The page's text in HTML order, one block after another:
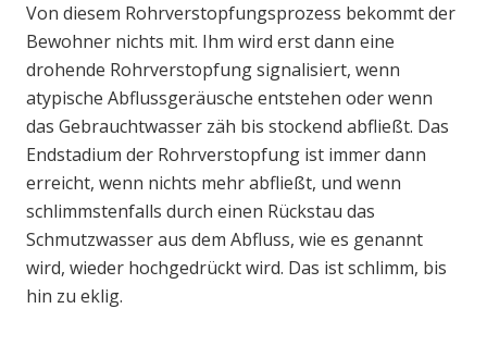
Von diesem Rohrverstopfungsprozess bekommt der
Bewohner nichts mit. Ihm wird erst dann eine
drohende Rohrverstopfung signalisiert, wenn
atypische Abflussgeräusche entstehen oder wenn
das Gebrauchtwasser zäh bis stockend abfließt. Das
Endstadium der Rohrverstopfung ist immer dann
erreicht, wenn nichts mehr abfließt, und wenn
schlimmstenfalls durch einen Rückstau das
Schmutzwasser aus dem Abfluss, wie es genannt
wird, wieder hochgedrückt wird. Das ist schlimm, bis
hin zu eklig.